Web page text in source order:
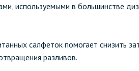
используемыми в большинстве
салфеток помогает снизить
разливов.